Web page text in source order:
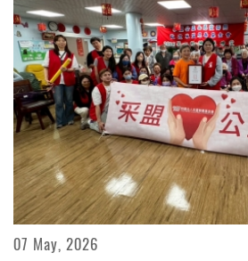
07 May, 2026